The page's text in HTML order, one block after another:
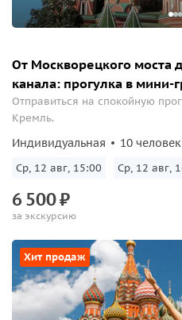
От Москворецкого моста
канала: прогулка в мини-
Отправиться на спокойную
Кремль.
Индивидуальная 10 человек
Ср, 12 авг, 15:00 Ср, 12 авг,
6 500₽
за экскурсию
Хит продаж